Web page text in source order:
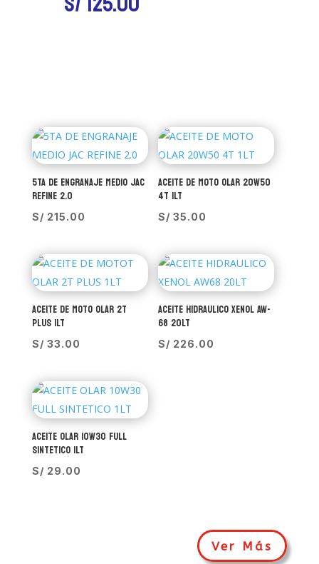
5TA DE ENGRANAJE MEDIO JAC
REFINE 2.0
S/ 215.00
ACEITE DE MOTO OLAR 20W50
4T 1LT
S/ 35.00
ACEITE DE MOTO OLAR 2T
PLUS 1LT
S/ 33.00
ACEITE HIDRAULICO XENOL AW-
68 20LT
S/ 226.00
ACEITE OLAR 10W30 FULL
SINTETICO 1LT
S/ 29.00
Ver Más